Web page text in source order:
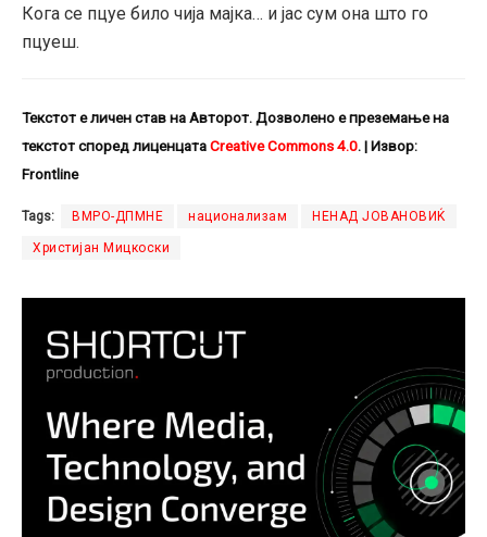
Кога се пцуе било чија мајка… и јас сум она што го
пцуеш.
Текстот е личен став на Авторот. Дозволено е преземање на
текстот според лиценцатаCreativeCommons4.0.| Извор:
Frontline
Tags: ВМРО-ДПМНЕ национализам НЕНАД ЈОВАНОВИЌ
Христијан Мицкоски